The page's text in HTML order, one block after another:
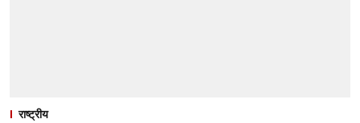
राष्ट्रीय